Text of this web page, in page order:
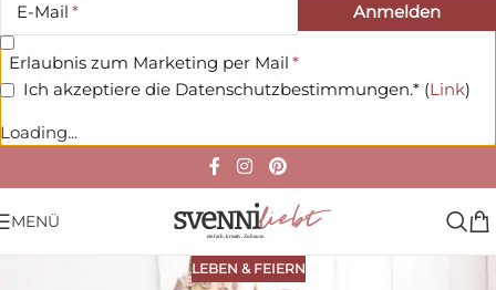
E-Mail
Erlaubnis zum Marketing per Mail
Ich akzeptiere die Datenschutzbestimmungen.* (Link)
Loading...
MENÜ
LEBEN & FEIERN